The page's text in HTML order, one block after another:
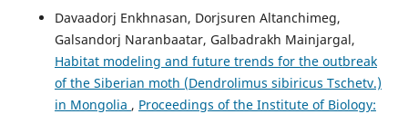
Davaadorj Enkhnasan, Dorjsuren Altanchimeg,
Galsandorj Naranbaatar, Galbadrakh Mainjargal,
Habitat modeling and future trends for the outbreak
of the Siberian moth (Dendrolimus sibiricus Tschetv.)
in Mongolia , Proceedings of the Institute of Biology: